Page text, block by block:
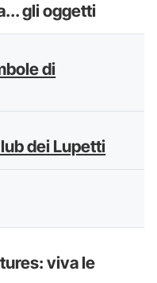
gli oggetti
di
dei Lupetti
viva le